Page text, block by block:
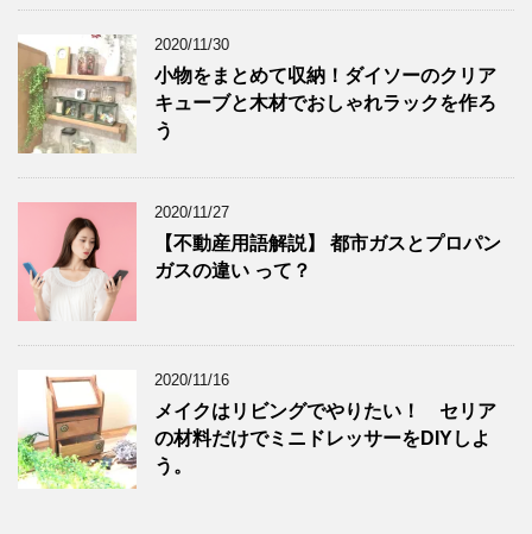
2020/11/30
小物をまとめて収納！ダイソーのクリア
キューブと木材でおしゃれラックを作ろ
う
2020/11/27
【不動産用語解説】 都市ガスとプロパン
ガスの違い って？
2020/11/16
メイクはリビングでやりたい！ セリア
の材料だけでミニドレッサーをDIYしよ
う。